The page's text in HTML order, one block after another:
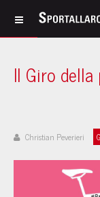
Il Giro
Christian Peverieri